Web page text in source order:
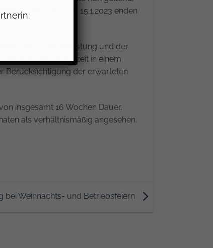
Frist zum 15.1.2023 enden
Dauer der Befristung und der
vereinbarten Probezeit in einem
Berücksichtigung der erwarteten
insgesamt 16 Wochen Dauer,
als verhältnismäßig angesehen.
bei Weihnachts- und Betriebsfeiern